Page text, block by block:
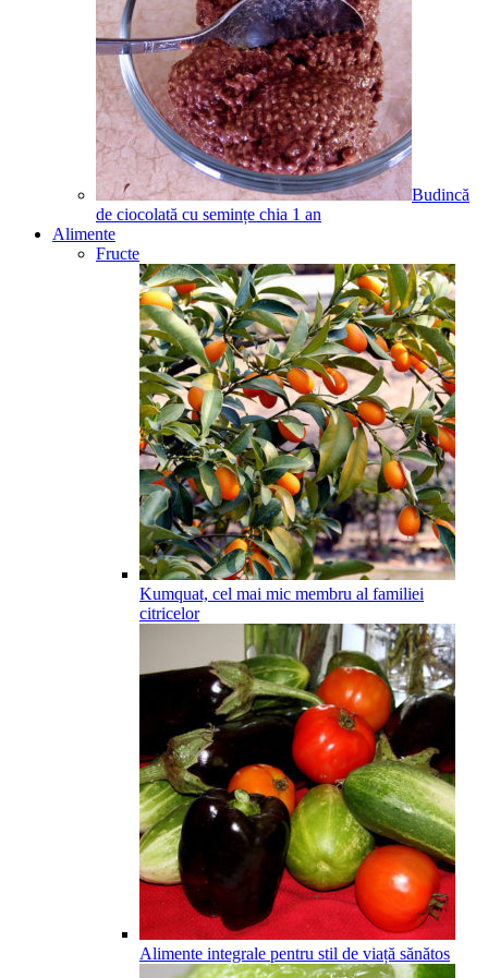
Budincă
de ciocolată cu semințe chia 1 an
Alimente
Fructe
Kumquat, cel mai mic membru al familiei
citricelor
Alimente integrale pentru stil de viață sănătos